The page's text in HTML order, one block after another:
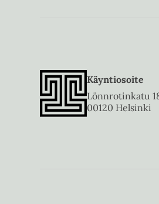
Käyntiosoite
Lönnrotinkatu
00120 Helsinki